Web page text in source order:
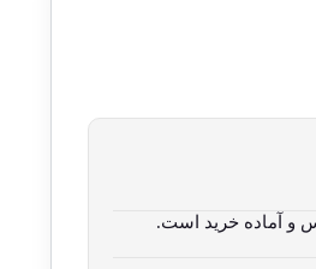
و آماده خرید است.